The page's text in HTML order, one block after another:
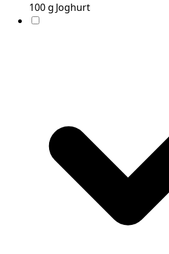
100g Joghurt